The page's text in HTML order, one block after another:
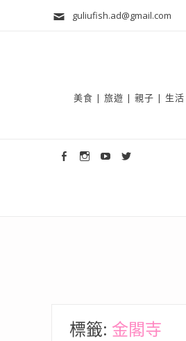
guliufish.ad@gmail.com
美食 | 旅遊 | 親子 | 生活
標籤: 金閣寺